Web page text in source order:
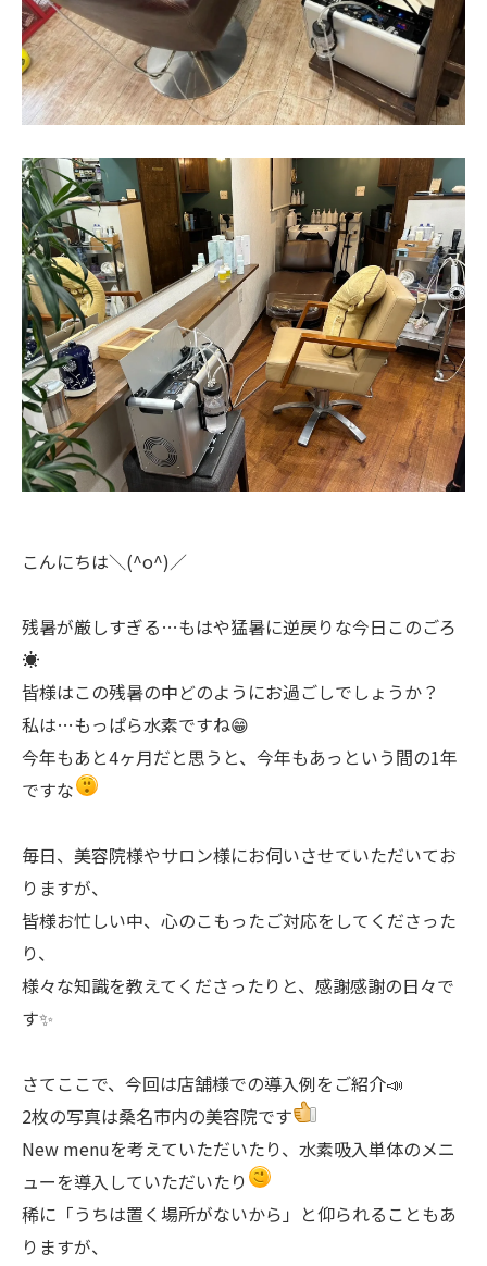
こんにちは＼(^o^)／
残暑が厳しすぎる…もはや猛暑に逆戻りな今日このごろ
☀
皆様はこの残暑の中どのようにお過ごしでしょうか？
私は…もっぱら水素ですね😁
今年もあと4ヶ月だと思うと、今年もあっという間の1年
ですな
毎日、美容院様やサロン様にお伺いさせていただいてお
りますが、
皆様お忙しい中、心のこもったご対応をしてくださった
り、
様々な知識を教えてくださったりと、感謝感謝の日々で
す✨
さてここで、今回は店舗様での導入例をご紹介📣
2枚の写真は桑名市内の美容院です
New menuを考えていただいたり、水素吸入単体のメニ
ューを導入していただいたり
稀に「うちは置く場所がないから」と仰られることもあ
りますが、